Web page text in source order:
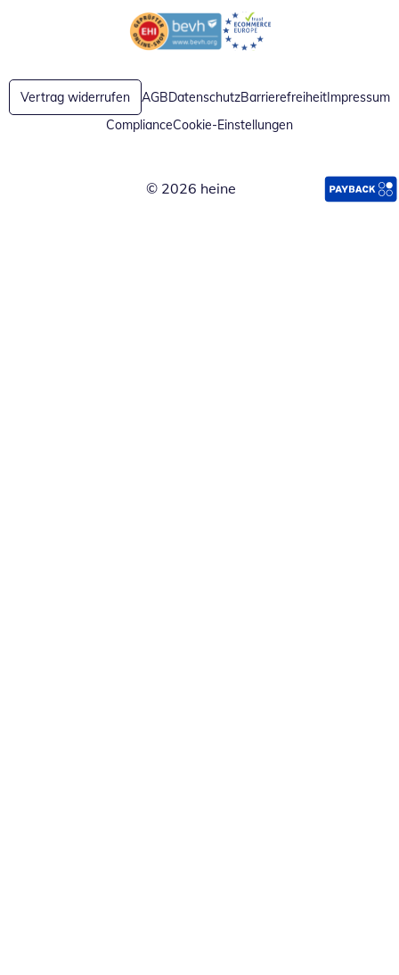
Öffnet in neuem FensterÖffnet in neuem Fenster
Vertrag widerrufen AGBDatenschutzBarrierefreiheitImpressum
ComplianceCookie-Einstellungen
© 2026 heine